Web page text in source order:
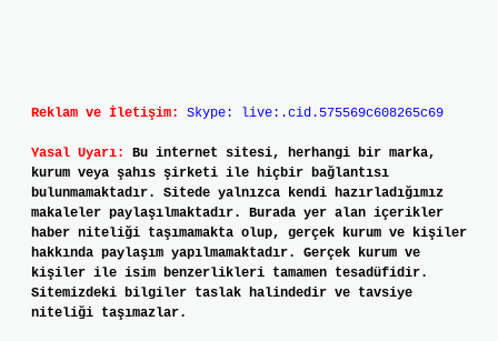
Reklam ve İletişim: Skype: live:.cid.575569c608265c69
Yasal Uyarı:
Bu internet sitesi, herhangi bir marka,
kurum veya şahıs şirketi ile hiçbir bağlantısı
bulunmamaktadır. Sitede yalnızca kendi hazırladığımız
makaleler paylaşılmaktadır. Burada yer alan içerikler
haber niteliği taşımamakta olup, gerçek kurum ve kişiler
hakkında paylaşım yapılmamaktadır. Gerçek kurum ve
kişiler ile isim benzerlikleri tamamen tesadüfidir.
Sitemizdeki bilgiler taslak halindedir ve tavsiye
niteliği taşımazlar.